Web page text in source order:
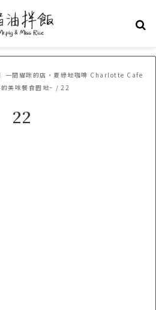
一間貓咪的店，夏綠地咖啡 Charlotte Cafe
美味餐食園地~ / 22
22